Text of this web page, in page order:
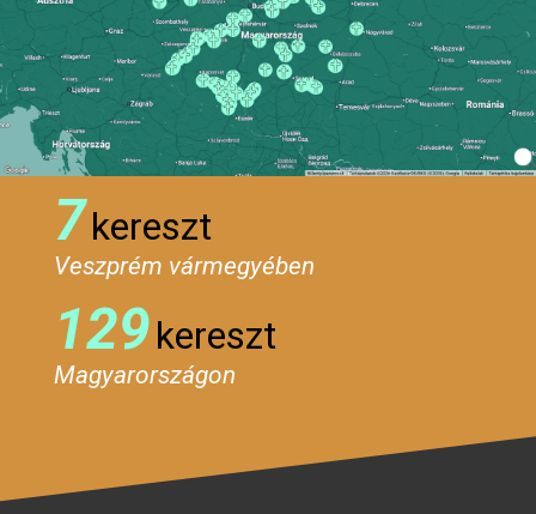
7kereszt
Veszprém vármegyében
129kereszt
Magyarországon